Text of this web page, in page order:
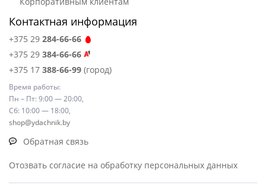
Контактная информация
+375 29 284-66-66
+375 29 384-66-66
+375 17 388-66-99 (город)
Время работы:
Пн – Пт: 9:00 — 20:00,
Сб: 10:00 — 18:00,
shop@ydachnik.by
Обратная связь
Отозвать согласие на обработку персональных данных